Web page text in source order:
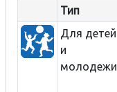
Тип
Для детей
и
молодежи